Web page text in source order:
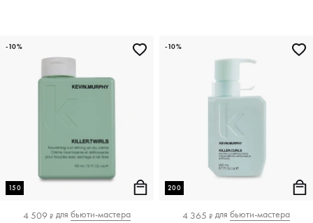
150
4 509 ₽ для бьюти-мастера
-10%
200
4 365 ₽ для бьюти-мастера
-10%